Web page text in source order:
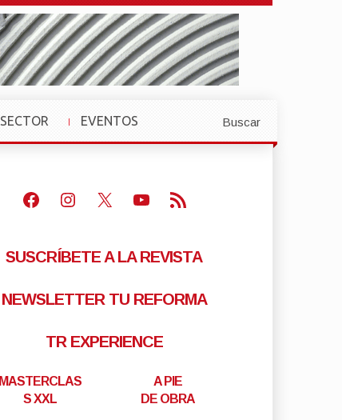
SECTOR
»
EVENTOS
»
Buscar
Facebook
Instagram
X Youtube
Feed RSS
SUSCRÍBETE A LA REVISTA
NEWSLETTER TU REFORMA
TR EXPERIENCE
MASTERCLAS
S XXL
A PIE
DE OBRA